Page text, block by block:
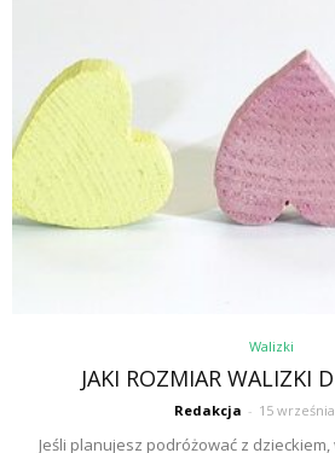
Walizki
JAKI ROZMIAR WALIZKI
Redakcja - 15
Jeśli planujesz podróżować z